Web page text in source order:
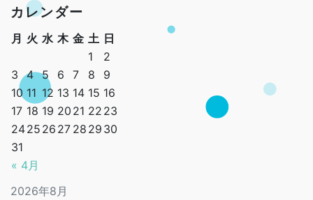
カレンダー
2026年8月
月 火 水 木 金 土 日
« 4月
1
2
3
4 5 6 7 8
9
10 11 12 13 14 15 16
17 18 19 20 21 22 23
2425 26 27 28 29 30
31